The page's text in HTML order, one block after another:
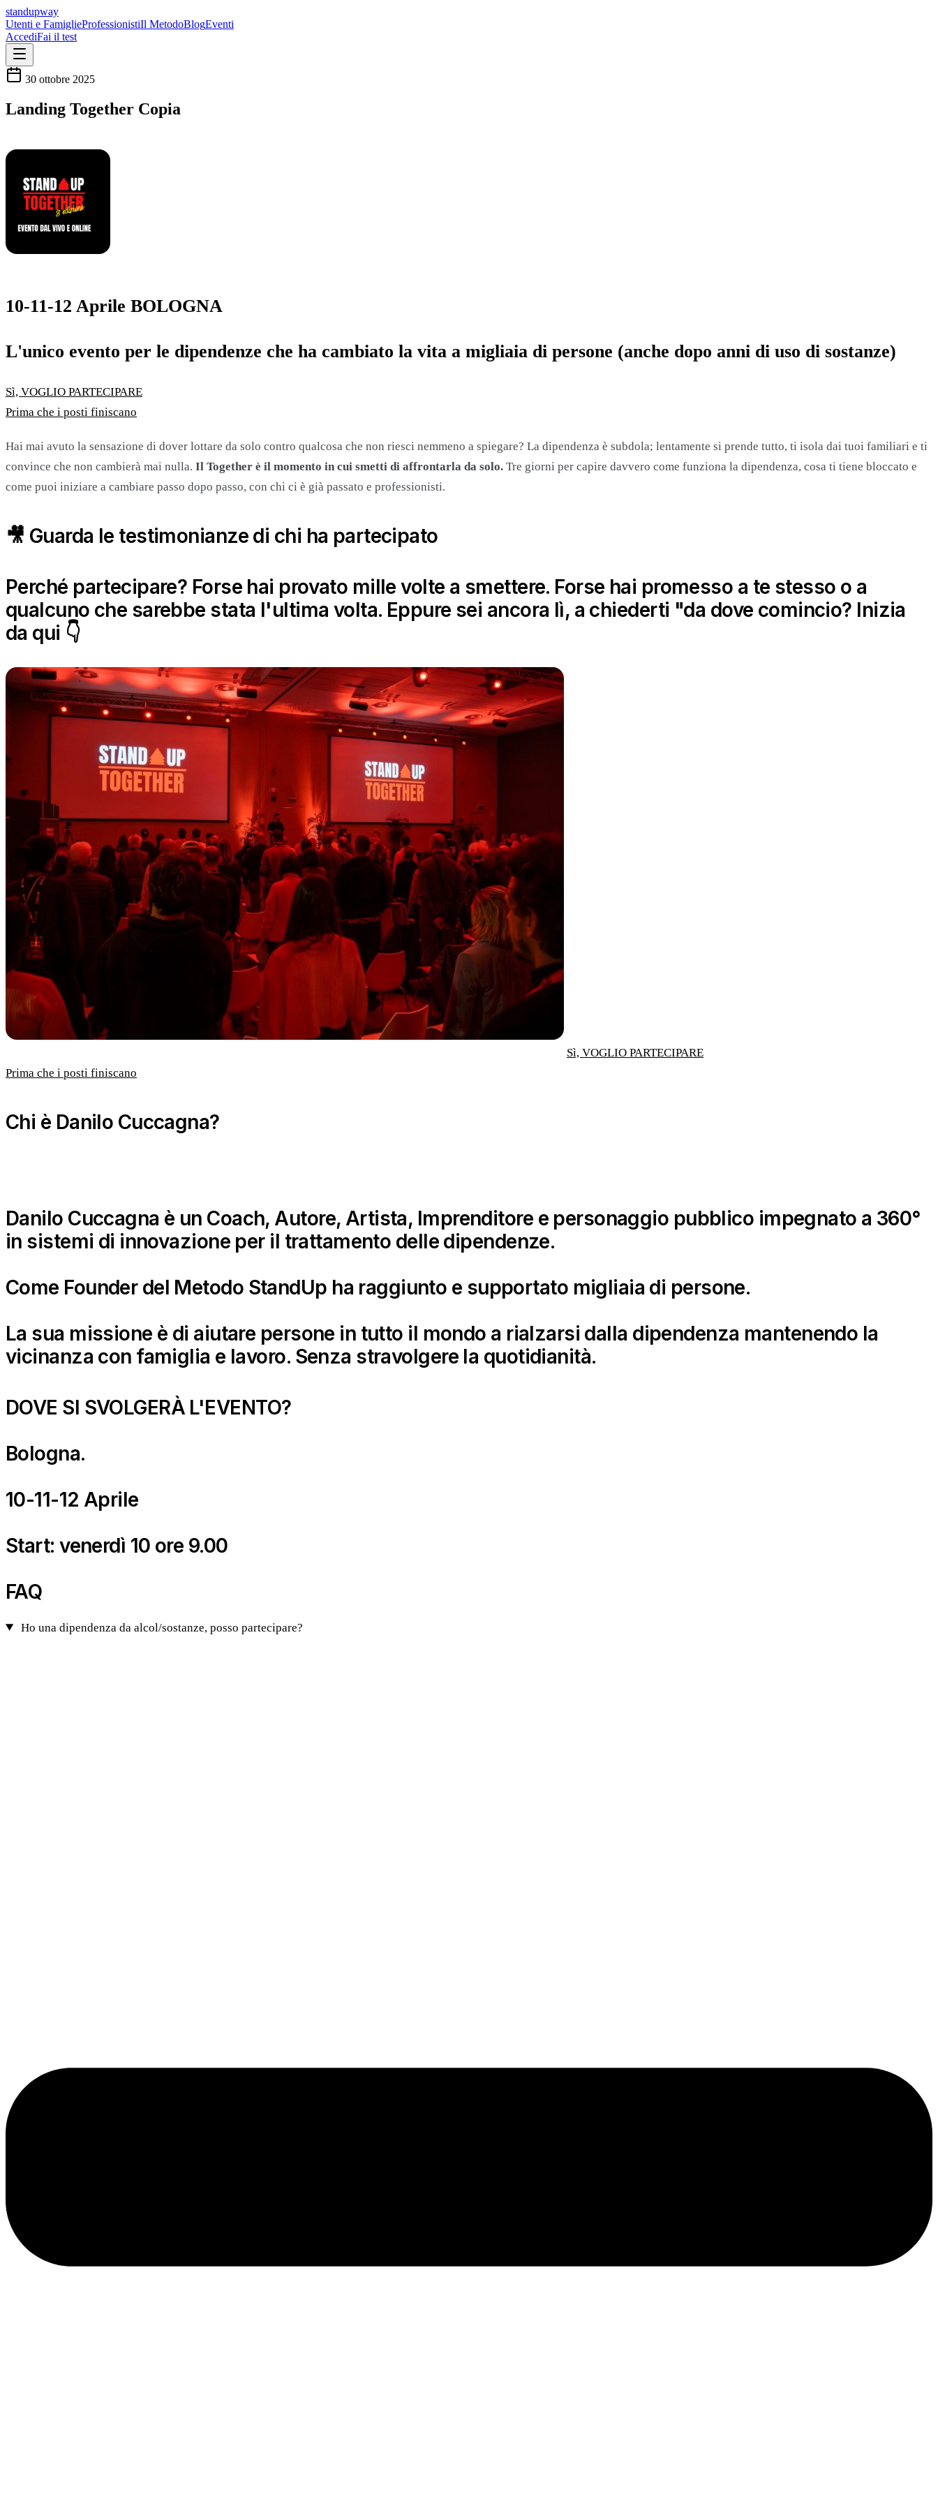
standupway
Utenti e FamiglieProfessionistiIl MetodoBlogEventi
AccediFai il test
30 ottobre 2025
Landing Together Copia
10-11-12 Aprile BOLOGNA
L'unico evento per le dipendenze che ha cambiato la vita a migliaia di persone (anche dopo anni di uso di sostanze)
Sì, VOGLIO PARTECIPARE
Prima che i posti finiscano
Hai mai avuto la sensazione di dover lottare da solo contro qualcosa che non riesci nemmeno a spiegare? La dipendenza è subdola; lentamente si prende tutto, ti isola dai tuoi familiari e ti
convince che non cambierà mai nulla. Il Together è il momento in cui smetti di affrontarla da solo. Tre giorni per capire davvero come funziona la dipendenza, cosa ti tiene bloccato e
come puoi iniziare a cambiare passo dopo passo, con chi ci è già passato e professionisti.
🎥 Guarda le testimonianze di chi ha partecipato
Perché partecipare? Forse hai provato mille volte a smettere. Forse hai promesso a te stesso o a
qualcuno che sarebbe stata l'ultima volta. Eppure sei ancora lì, a chiederti "da dove comincio? Inizia
da qui 👇
Sì, VOGLIO PARTECIPARE
Prima che i posti finiscano
Chi è Danilo Cuccagna?
Danilo Cuccagna è un Coach, Autore, Artista, Imprenditore e personaggio pubblico impegnato a 360°
in sistemi di innovazione per il trattamento delle dipendenze.
Come Founder del Metodo StandUp ha raggiunto e supportato migliaia di persone.
La sua missione è di aiutare persone in tutto il mondo a rialzarsi dalla dipendenza mantenendo la
vicinanza con famiglia e lavoro. Senza stravolgere la quotidianità.
DOVE SI SVOLGERÀ L'EVENTO?
Bologna.
10-11-12 Aprile
Start: venerdì 10 ore 9.00
FAQ
Ho una dipendenza da alcol/sostanze, posso partecipare?